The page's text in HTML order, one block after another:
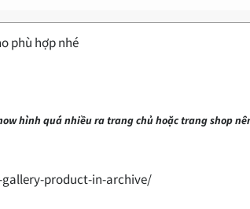
phù hợp nhé
hình quá nhiều ra trang chủ hoặc trang shop
product-in-archive/